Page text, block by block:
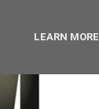
LEARN MORE